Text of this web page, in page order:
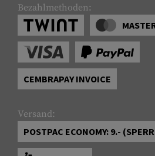
Bezahlmethoden:
CEMBRAPAY INVOICE
Versand:
POSTPAC ECONOMY: 9.-